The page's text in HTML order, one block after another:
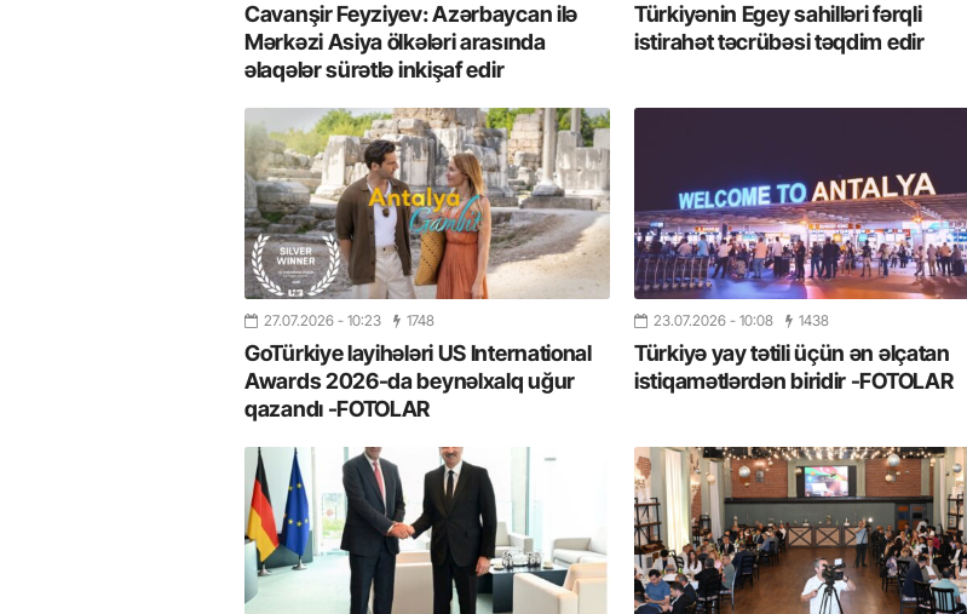
Cavanşir Feyziyev: Azərbaycan ilə
Mərkəzi Asiya ölkələri arasında
əlaqələr sürətlə inkişaf edir
Türkiyənin Egey sahilləri fərqli
istirahət təcrübəsi təqdim edir
27.07.2026 - 10:23 1748
GoTürkiye layihələri US International
Awards 2026-da beynəlxalq uğur
qazandı -FOTOLAR
23.07.2026 - 10:08 1438
Türkiyə yay tətili üçün ən əlçatan
istiqamətlərdən biridir -FOTOLAR